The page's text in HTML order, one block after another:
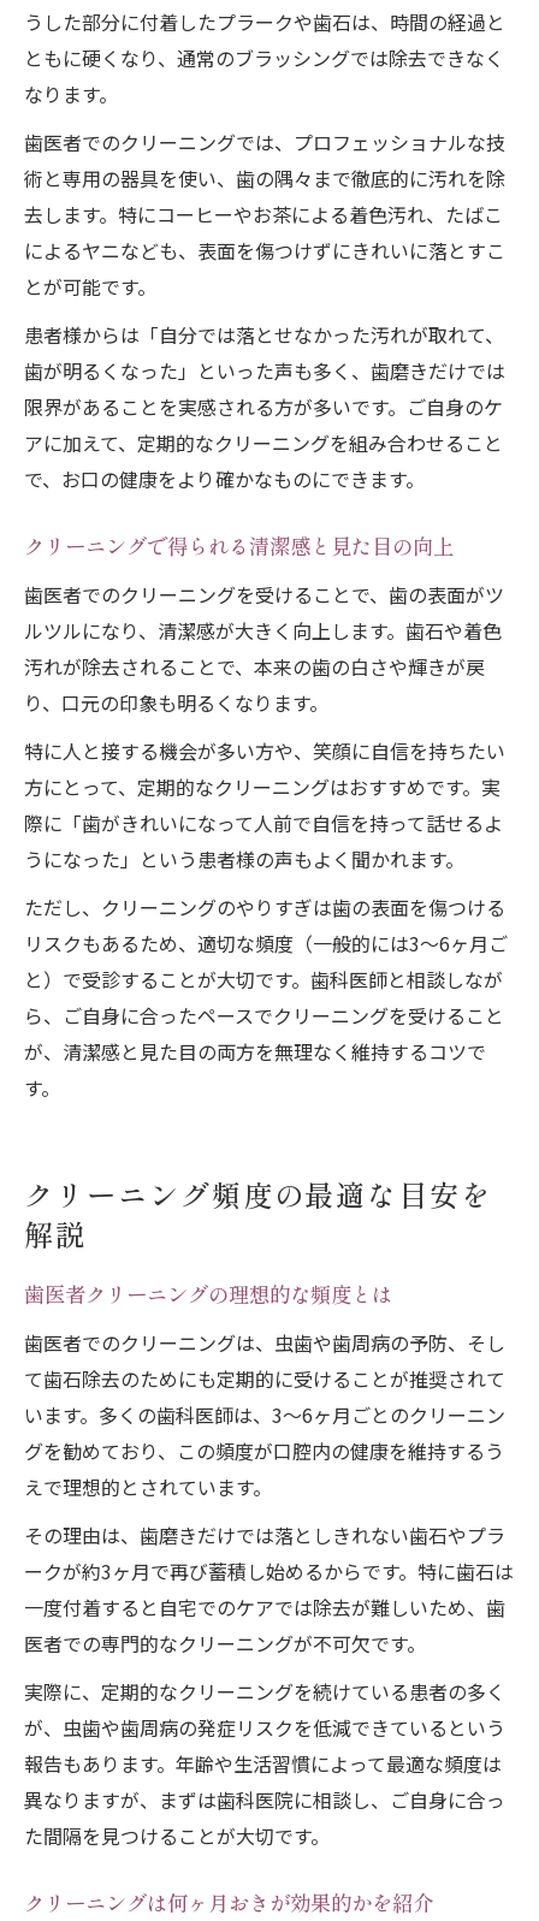
うした部分に付着したプラークや歯石は、時間の経過と
ともに硬くなり、通常のブラッシングでは除去できなく
なります。
歯医者でのクリーニングでは、プロフェッショナルな技
術と専用の器具を使い、歯の隅々まで徹底的に汚れを除
去します。特にコーヒーやお茶による着色汚れ、たばこ
によるヤニなども、表面を傷つけずにきれいに落とすこ
とが可能です。
患者様からは「自分では落とせなかった汚れが取れて、
歯が明るくなった」といった声も多く、歯磨きだけでは
限界があることを実感される方が多いです。ご自身のケ
アに加えて、定期的なクリーニングを組み合わせること
で、お口の健康をより確かなものにできます。
クリーニングで得られる清潔感と見た目の向上
歯医者でのクリーニングを受けることで、歯の表面がツ
ルツルになり、清潔感が大きく向上します。歯石や着色
汚れが除去されることで、本来の歯の白さや輝きが戻
り、口元の印象も明るくなります。
特に人と接する機会が多い方や、笑顔に自信を持ちたい
方にとって、定期的なクリーニングはおすすめです。実
際に「歯がきれいになって人前で自信を持って話せるよ
うになった」という患者様の声もよく聞かれます。
ただし、クリーニングのやりすぎは歯の表面を傷つける
リスクもあるため、適切な頻度（一般的には3～6ヶ月ご
と）で受診することが大切です。歯科医師と相談しなが
ら、ご自身に合ったペースでクリーニングを受けること
が、清潔感と見た目の両方を無理なく維持するコツで
す。
クリーニング頻度の最適な目安を
解説
歯医者クリーニングの理想的な頻度とは
歯医者でのクリーニングは、虫歯や歯周病の予防、そし
て歯石除去のためにも定期的に受けることが推奨されて
います。多くの歯科医師は、3〜6ヶ月ごとのクリーニン
グを勧めており、この頻度が口腔内の健康を維持するう
えで理想的とされています。
その理由は、歯磨きだけでは落としきれない歯石やプラ
ークが約3ヶ月で再び蓄積し始めるからです。特に歯石は
一度付着すると自宅でのケアでは除去が難しいため、歯
医者での専門的なクリーニングが不可欠です。
実際に、定期的なクリーニングを続けている患者の多く
が、虫歯や歯周病の発症リスクを低減できているという
報告もあります。年齢や生活習慣によって最適な頻度は
異なりますが、まずは歯科医院に相談し、ご自身に合っ
た間隔を見つけることが大切です。
クリーニングは何ヶ月おきが効果的かを紹介